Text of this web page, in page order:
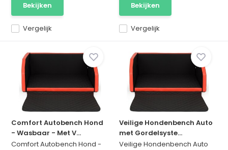
Vergelijk
Bekijken
Vergelijk
Bekijken
Comfort Autobench Hond
- Wasbaar - Met V...
Comfort Autobench Hond -
Veilige Hondenbench Auto
met Gordelsyste...
Veilige Hondenbench Auto